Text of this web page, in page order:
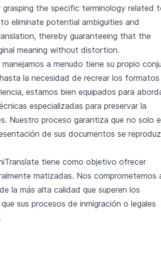
grasping the specific terminology related
eliminate potential ambiguities and
thereby guaranteeing that the
meaning without distortion.
a menudo tiene su propio
la necesidad de recrear los
estamos bien equipados para
especializadas para preservar la
Nuestro proceso garantiza que no solo
de sus documentos se
tiene como objetivo ofrecer
matizadas. Nos comprometemos
la más alta calidad que superen los
sus procesos de inmigración o legales